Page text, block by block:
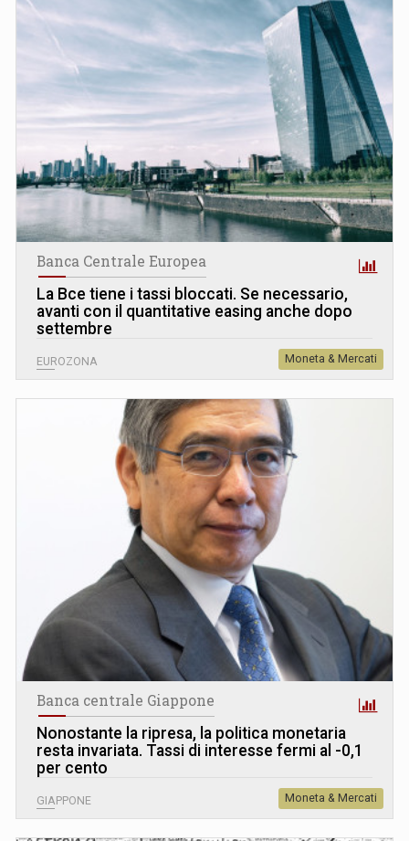
Banca Centrale Europea
La Bce tiene i tassi bloccati. Se necessario,
avanti con il quantitative easing anche dopo
settembre
EUROZONA Moneta & Mercati
Banca centrale Giappone
Nonostante la ripresa, la politica monetaria
resta invariata. Tassi di interesse fermi al -0,1
per cento
GIAPPONE Moneta & Mercati